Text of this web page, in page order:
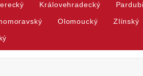
Královehradecký
Olomoucký Zlínský